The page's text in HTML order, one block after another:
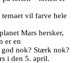
vil farve hele
Mars hersker,
er en
nok? Stærk nok?
i den 5. april.